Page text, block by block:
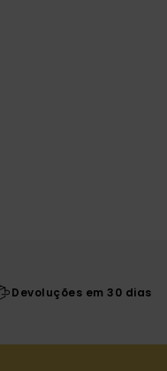
Devoluções em 30 dias